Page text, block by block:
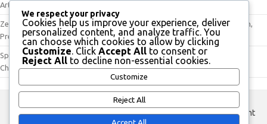
Artikel
Zeitlich begrenzte Veranstaltungsbelohnungen: Einzigartige Belohnungen,
Premium-Währung, Charakterverbesserungen
Spider-Man Gutscheincodes: Werbeaktionen, Einzigartige Belohnungen,
Charakter-Upgrades
custom footer text left custom footer text right
We respect your privacy
Cookies help us improve your experience, deliver
personalized content, and analyze traffic. You
can choose which cookies to allow by clicking
Customize. Click Accept All to consent or
Reject All to decline non-essential cookies.
Customize
Reject All